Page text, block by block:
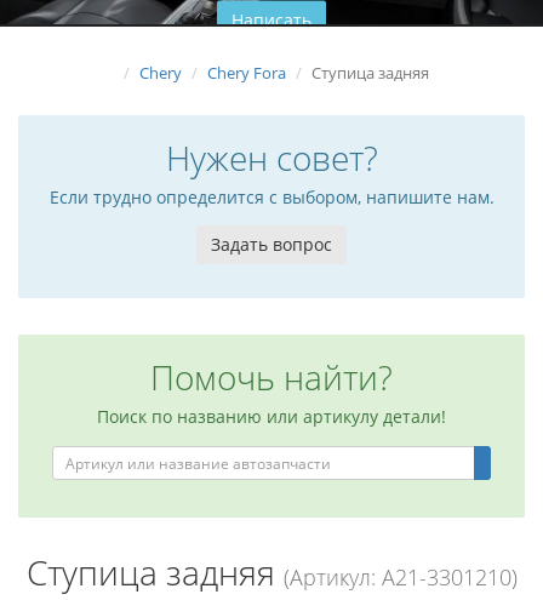
Написать
Chery Chery Fora Ступица задняя
Нужен совет?
Если трудно определится с выбором, напишите нам.
Задать вопрос
Помочь найти?
Поиск по названию или артикулу детали!
Ступица задняя (Артикул: A21-3301210)